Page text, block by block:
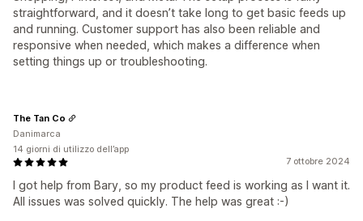
straightforward, and it doesn’t take long to get basic feeds up
and running. Customer support has also been reliable and
responsive when needed, which makes a difference when
setting things up or troubleshooting.
7 ottobre 2024
I got help from Bary, so my product feed is working as I want it.
All issues was solved quickly. The help was great :-)
The Tan Co
Danimarca
14 giorni di utilizzo dell’app